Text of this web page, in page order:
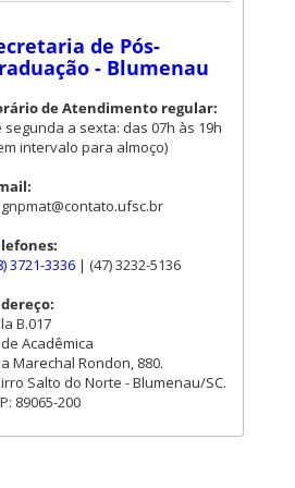
de Pós-
- Blumenau
de Atendimento regular:
segunda a sexta: das 07h às 19h
intervalo para almoço)
3721-3336 | (47) 3232-5136
B.017
Acadêmica
Marechal Rondon, 880.
Salto do Norte - Blumenau/SC.
89065-200